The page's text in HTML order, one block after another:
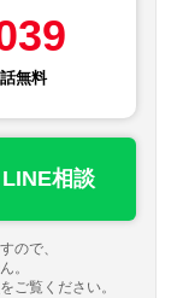
無料
LINE相談
ので、
。
をご覧ください。